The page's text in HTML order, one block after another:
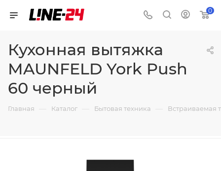
0
Кухонная вытяжка
MAUNFELD York Push
60 черный
Главная — Каталог — Бытовая техника — Встраиваемая